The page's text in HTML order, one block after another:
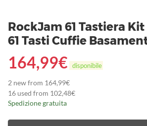
RockJam 61 Tastiera
61 Tasti Cuffie
164,99€ disponibile
2 new from 164,99€
16 used from 102,48€
Spedizione gratuita